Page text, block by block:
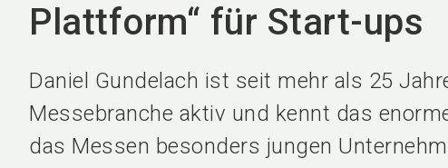
Plattform“ für Start-ups
Daniel Gundelach ist seit mehr als 25
Messebranche aktiv und kennt das
das Messen besonders jungen